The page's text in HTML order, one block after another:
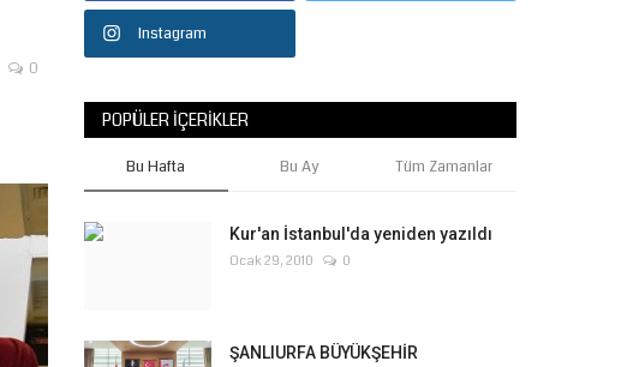
0
Instagram
POPÜLER İÇERIKLER
Bu Hafta Bu Ay Tüm Zamanlar
Kur'an İstanbul'da yeniden yazıldı
Ocak 29, 2010 0
ŞANLIURFA BÜYÜKŞEHİR